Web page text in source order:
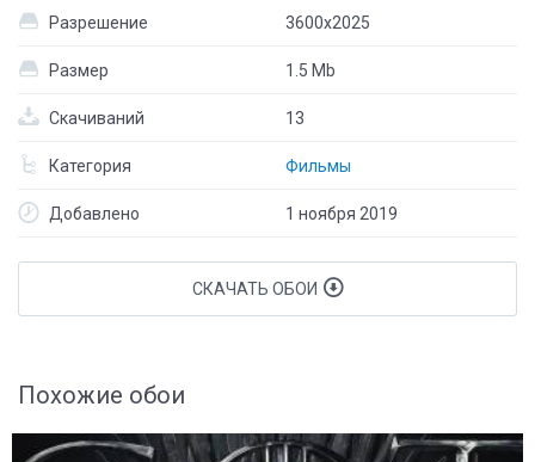
Разрешение 3600x2025
Размер 1.5 Mb
Скачиваний 13
Категория Фильмы
Добавлено 1 ноября 2019
СКАЧАТЬ ОБОИ
Похожие обои